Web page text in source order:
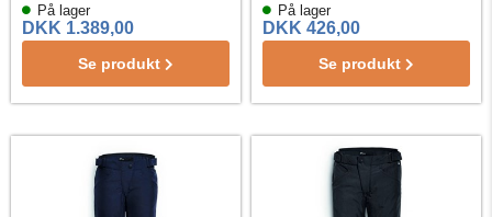
På lager
DKK 1.389,00
Se produkt
På lager
DKK 426,00
Se produkt